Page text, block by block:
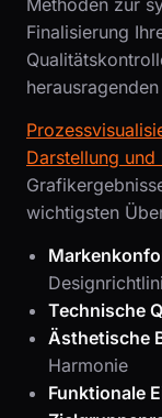
Finalisierung
Darstellung
wichtigsten
Technische
Ästhetische
Harmonie
Funktionale